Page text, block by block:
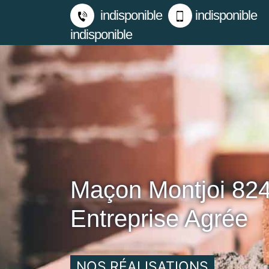
indisponible
indisponible
indisponible
Maçon Montjoi
Entreprise Agrée